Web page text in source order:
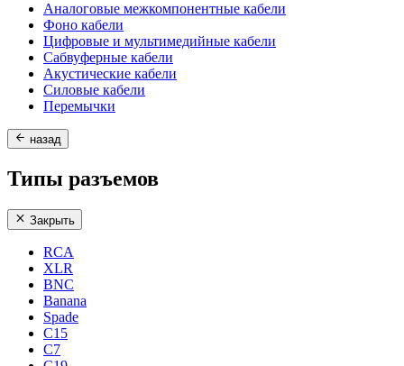
Аналоговые межкомпонентные кабели
Фоно кабели
Цифровые и мультимедийные кабели
Сабвуферные кабели
Акустические кабели
Силовые кабели
Перемычки
назад
Типы разъемов
Закрыть
RCA
XLR
BNC
Banana
Spade
C15
С7